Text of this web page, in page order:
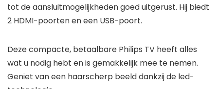
tot de aansluitmogelijkheden goed uitgerust. Hij biedt
2 HDMI-poorten en een USB-poort.
Deze compacte, betaalbare Philips TV heeft alles
wat u nodig hebt en is gemakkelijk mee te nemen.
Geniet van een haarscherp beeld dankzij de led-